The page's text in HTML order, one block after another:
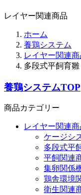
レイヤー関連商品
ホーム
養鶏システム
レイヤー関連
多段式平飼育
養鶏システムTOP
商品カテゴリー
レイヤー関連商
ケージシ
多段式平
平飼関連
集卵関係
鶏舎環境
衛生関連